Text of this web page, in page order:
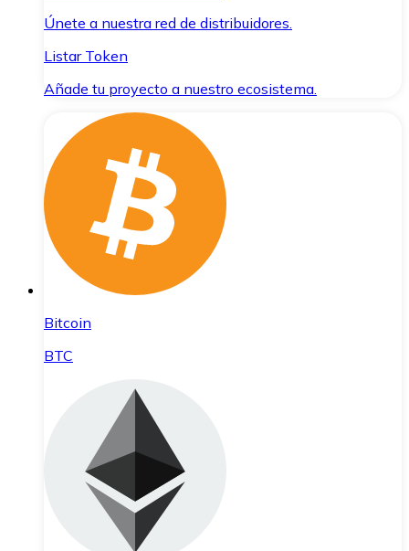
Únete a nuestra red de distribuidores.
Listar Token
Añade tu proyecto a nuestro ecosistema.
Bitcoin
BTC